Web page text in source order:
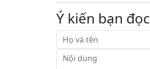
Ý kiến bạn đọc